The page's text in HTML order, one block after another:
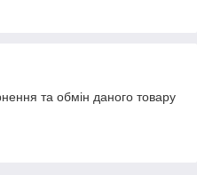
та обмін даного товару